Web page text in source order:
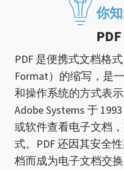
你
PDF 是便携式文档格
Format）的缩写，是
和操作系统的方式表
Adobe Systems 于
或软件查看电子文档
式。PDF 还因其安全
档而成为电子文档交